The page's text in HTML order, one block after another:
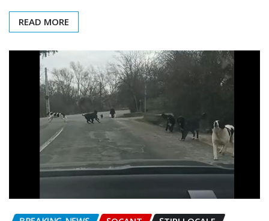
READ MORE